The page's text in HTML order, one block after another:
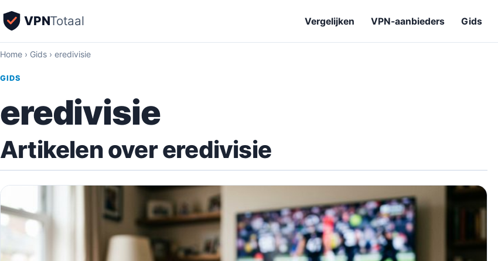
VPNTotaal Vergelijken VPN-aanbieders Gids
Home › Gids › eredivisie
GIDS
eredivisie
Artikelen over eredivisie